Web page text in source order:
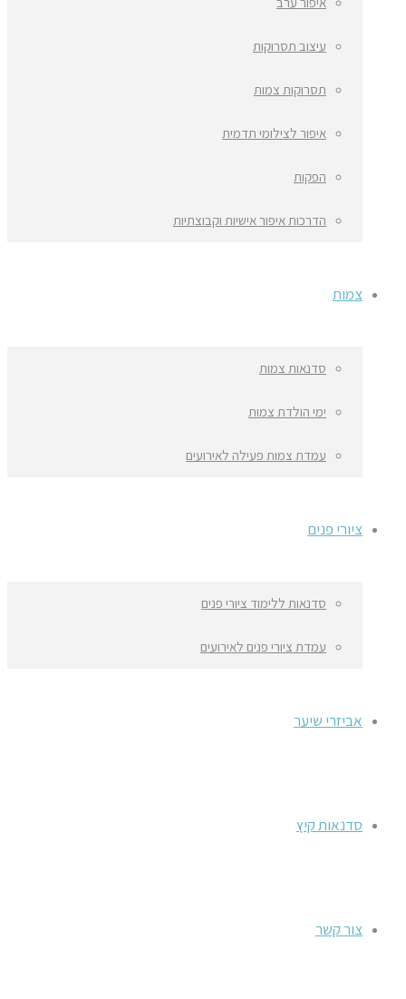
עיצוב תסרוקות
תסרוקות צמות
איפור לצילומי תדמית
הפקות
הדרכות איפור אישיות וקבוצתיות
צמות
סדנאות צמות
ימי הולדת צמות
עמדת צמות פעילה לאירועים
ציורי פנים
סדנאות ללימוד ציורי פנים
עמדת ציורי פנים לאירועים
אביזרי שיער
סדנאות קיץ
צור קשר